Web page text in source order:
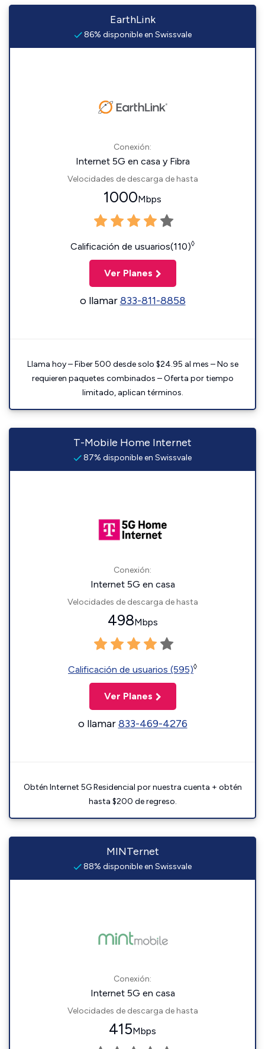
EarthLink
86% disponible en Swissvale
Conexión:
Internet 5G en casa y Fibra
Velocidades de descarga de hasta
1000Mbps
Calificación de usuarios(110)◊
Ver Planes
o llamar833-811-8858
Llama hoy – Fiber 500 desde solo $24.95 al mes – No se
requieren paquetes combinados – Oferta por tiempo
limitado, aplican términos.
T-Mobile Home Internet
87% disponible en Swissvale
Conexión:
Internet 5G en casa
Velocidades de descarga de hasta
498Mbps
Calificación de usuarios (595)◊
Ver Planes
o llamar833-469-4276
Obtén Internet 5G Residencial por nuestra cuenta + obtén
hasta $200 de regreso.
MINTernet
88% disponible en Swissvale
Conexión:
Internet 5G en casa
Velocidades de descarga de hasta
415Mbps